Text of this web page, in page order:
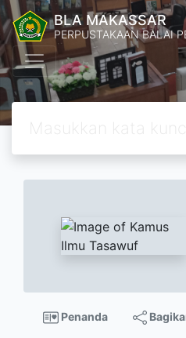
BLA MAKASSAR
PERPUSTAKAAN BALAI
Penanda